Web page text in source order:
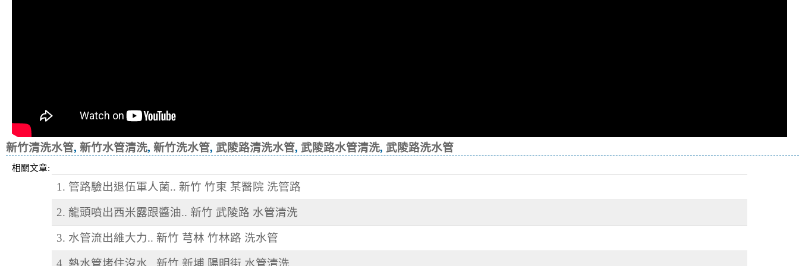
新竹清洗水管, 新竹水管清洗, 新竹洗水管, 武陵路清洗水管, 武陵路水管清洗, 武陵路洗水管
相關文章:
1. 管路驗出退伍軍人菌.. 新竹 竹東 某醫院 洗管路
2. 龍頭噴出西米露跟醬油.. 新竹 武陵路 水管清洗
3. 水管流出維大力.. 新竹 芎林 竹林路 洗水管
4. 熱水管堵住沒水.. 新竹 新埔 陽明街 水管清洗